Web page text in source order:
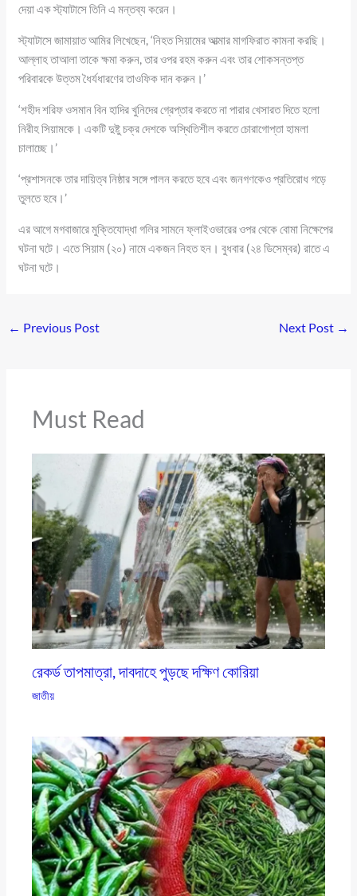
দেয়া এক স্ট্যাটাসে তিনি এ মন্তব্য করেন।
স্ট্যাটাসে জামায়াত আমির লিখেছেন, ‘নিহত সিয়ামের আত্মার মাগফিরাত কামনা করছি।
আল্লাহ তাআলা তাকে ক্ষমা করুন, তার ওপর রহম করুন এবং তার শোকসন্তপ্ত
পরিবারকে উত্তম ধৈর্যধারণের তাওফিক দান করুন।’
‘শহীদ শরিফ ওসমান বিন হাদির খুনিদের গ্রেপ্তার করতে না পারার খেসারত দিতে হলো
নিরীহ সিয়ামকে। একটি দুষ্টু চক্র দেশকে অস্থিতিশীল করতে চোরাগোপ্তা হামলা
চালাচ্ছে।’
‘প্রশাসনকে তার দায়িত্ব নিষ্ঠার সঙ্গে পালন করতে হবে এবং জনগণকেও প্রতিরোধ গড়ে
তুলতে হবে।’
এর আগে মগবাজারে মুক্তিযোদ্ধা গলির সামনে ফ্লাইওভারের ওপর থেকে বোমা নিক্ষেপের
ঘটনা ঘটে। এতে সিয়াম (২০) নামে একজন নিহত হন। বুধবার (২৪ ডিসেম্বর) রাতে এ
ঘটনা ঘটে।
← Previous Post Next Post →
Must Read
রেকর্ড তাপমাত্রা, দাবদাহে পুড়ছে দক্ষিণ কোরিয়া
জাতীয়